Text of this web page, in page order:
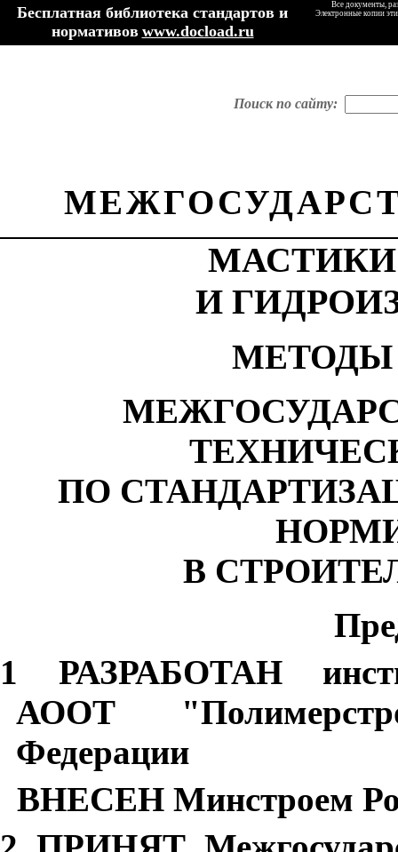
Бесплатная библиотека стандартов и
нормативов www.docload.ru
Все документы,
Электронные копии
Поиск по сайту:
И
ПО
В
1 РАЗРАБОТАН
АООТ
Федерации
ВНЕСЕН Минстроем